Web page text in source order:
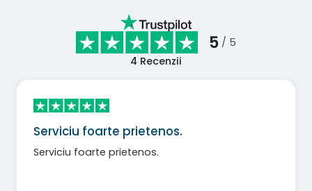
5 / 5
4 Recenzii
Serviciu foarte prietenos.
Serviciu foarte prietenos.